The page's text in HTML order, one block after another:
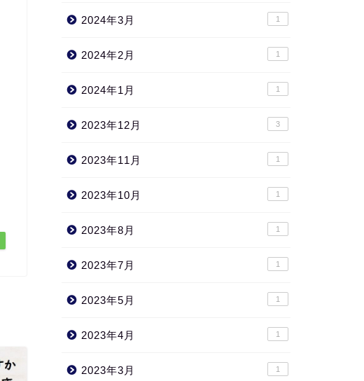
2024年3月 1
2024年2月 1
2024年1月 1
2023年12月 3
2023年11月 1
2023年10月 1
2023年8月 1
2023年7月 1
2023年5月 1
2023年4月 1
2023年3月 1